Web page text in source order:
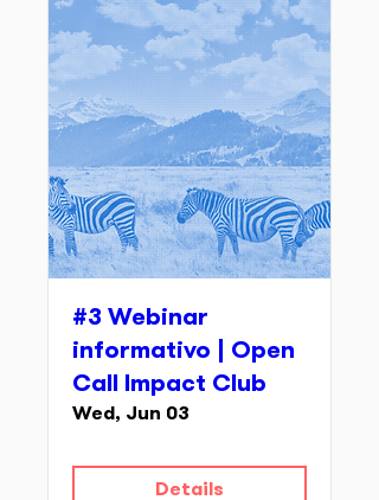
#3 Webinar
informativo | Open
Call Impact Club
Wed, Jun 03
Details